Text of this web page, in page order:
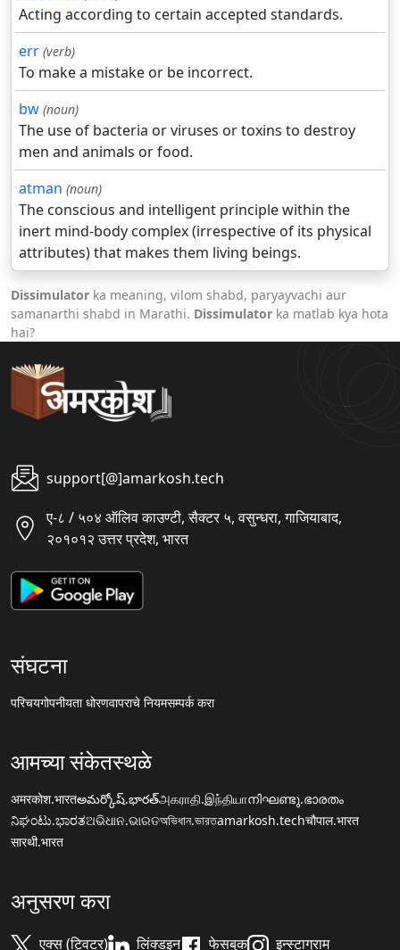
Acting according to certain accepted standards.
err (verb)
To make a mistake or be incorrect.
bw (noun)
The use of bacteria or viruses or toxins to destroy
men and animals or food.
atman (noun)
The conscious and intelligent principle within the
inert mind-body complex (irrespective of its physical
attributes) that makes them living beings.
Dissimulator ka meaning, vilom shabd, paryayvachi aur
samanarthi shabd in Marathi. Dissimulator ka matlab kya hota
hai?
support[@]amarkosh.tech
ए-८ / ५०४ ऑलिव काउण्टी, सैक्टर ५, वसुन्धरा, गाजियाबाद,
२०१०१२ उत्तर प्रदेश, भारत
संघटना
परिचयगोपनीयता धोरणवापराचे नियमसम्पर्क करा
आमच्या संकेतस्थळे
अमरकोश.भारतఅమర్కోష్.భారత్அகராதி.இந்தியாനിഘണ്ടു.ഭാരതം
ನಿಘಂಟು.ಭಾರತଅଭିଧାନ.ଭାରତঅভিধান.ভারতamarkosh.techचौपाल.भारत
सारथी.भारत
अनुसरण करा
एक्स (ट्विटर) लिंक्डइन फेसबुक इन्स्टाग्राम